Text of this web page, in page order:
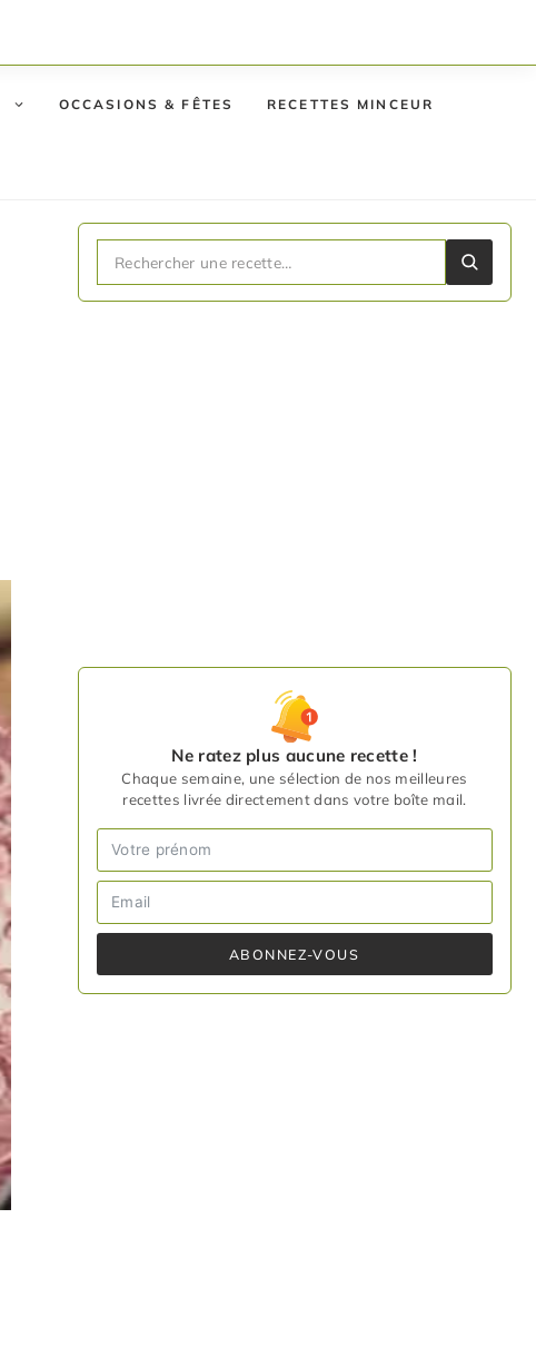
OCCASIONS & FÊTES RECETTES MINCEUR
Ne ratez plus aucune recette !
Chaque semaine, une sélection de nos meilleures
recettes livrée directement dans votre boîte mail.
ABONNEZ-VOUS